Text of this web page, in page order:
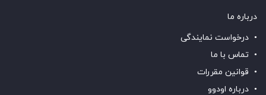
درباره ما
درخواست نمایندگی
تماس با ما
قوانین مقررات
درباره اودوو